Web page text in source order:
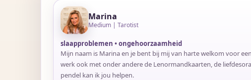
Marina
Medium | Tarotist
slaapproblemen • ongehoorzaamheid
Mijn naam is Marina en je bent bij mij van harte welkom voor
werk ook met onder andere de Lenormandkaarten, de
pendel kan ik jou helpen.